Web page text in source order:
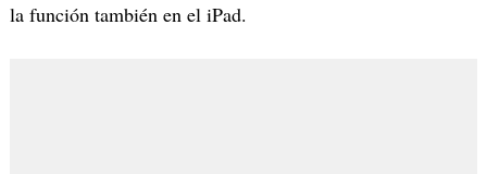
la función también en el iPad.